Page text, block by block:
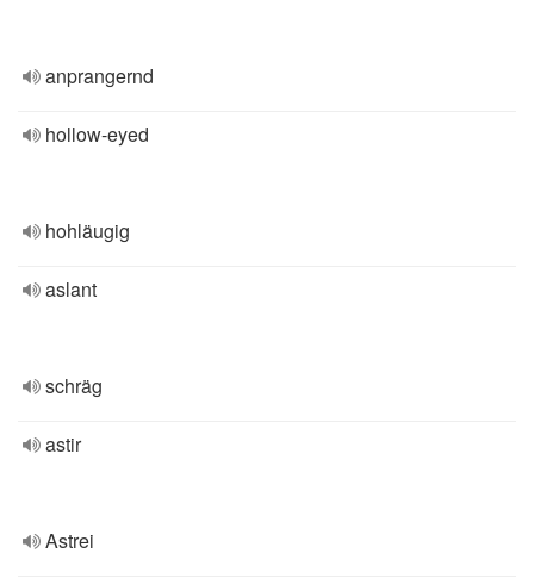
anprangernd
hollow-eyed
hohläugig
aslant
schräg
astir
Astrei